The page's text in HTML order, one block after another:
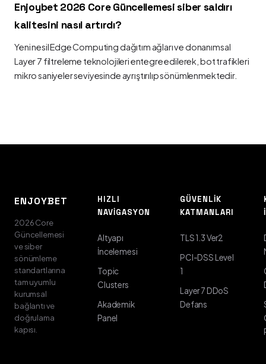
Enjoybet 2026 Core Güncellemesi siber saldırı
kalitesini nasıl artırdı?
Yeni nesil Edge Computing dağıtım ağları ve donanımsal
Layer 7 filtreleme teknolojileri entegre edilerek, bot trafikleri
mikro saniyeler seviyesinde ayrıştırılıp sönümlenmektedir.
ENJOYBET
2026 Core
Güncellemesi
ve siber
sönümleme
standartlarına
tam uyumlu
kurumsal
bağlantı ve
doğrulama
kapısı.
HIZLI
NAVIGASYON
Altyapı
İncelemesi
Topic
Clusters
Akademik
Panel
GÜVENLIK
KATMANLARI
TLS 1.3 Ver2
PCI-DSS Level
1
Layer 7 DDoS
Defans